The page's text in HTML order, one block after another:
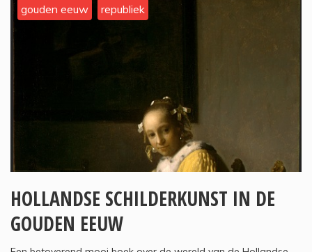
gouden eeuw republiek
HOLLANDSE SCHILDERKUNST IN DE
GOUDEN EEUW